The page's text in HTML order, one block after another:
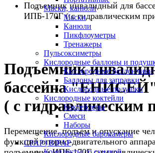
Маски, канюли
Маски
Канюли
Пикфлоуметры
Тренажеры
Пульсоксиметры
Кислородные баллоны и
Кислородные баллончики
Баллоны для заправки
Кислородные подушки
Кислородные коктейли
Коктейлеры
Смеси
Наборы
Кислородные барокамеры
CPAP | BIPAP
Подъемник инвалидный для
ИПБ-170Г ( с гидравлическим
Подъемник
бассейна
( с гидравлическим
Перемещение, подъем и опускание
функций опорно-двигательного